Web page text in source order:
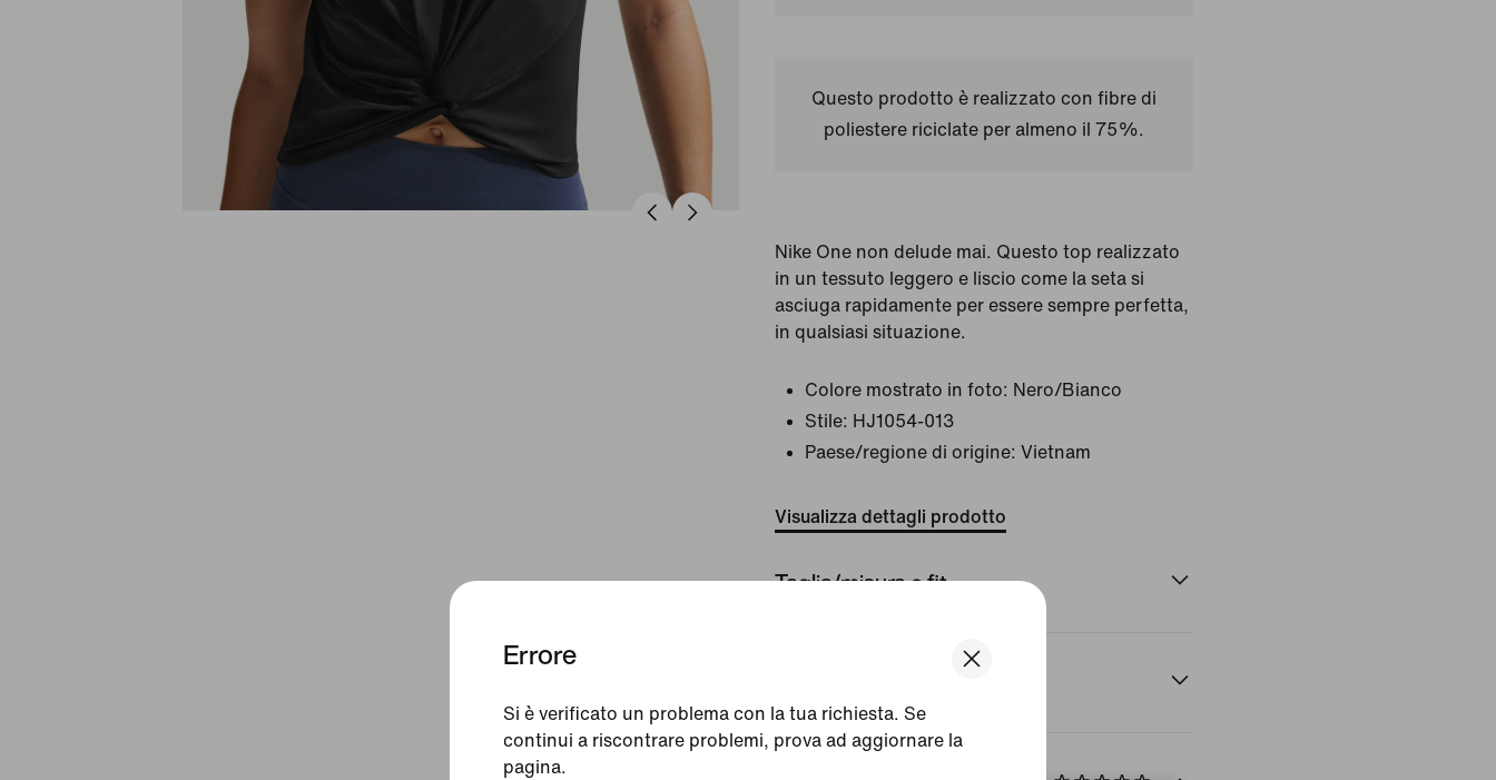
Errore
Si è verificato un problema con la tua richiesta. Se
continui a riscontrare problemi, prova ad aggiornare la
pagina.
Questo prodotto è realizzato con fibre di
poliestere riciclate per almeno il 75%.
Nike One non delude mai. Questo top realizzato
in un tessuto leggero e liscio come la seta si
asciuga rapidamente per essere sempre perfetta,
in qualsiasi situazione.
Colore mostrato in foto: Nero/Bianco
Stile: HJ1054-013
Paese/regione di origine: Vietnam
Visualizza dettagli prodotto
Taglia/misura e fit